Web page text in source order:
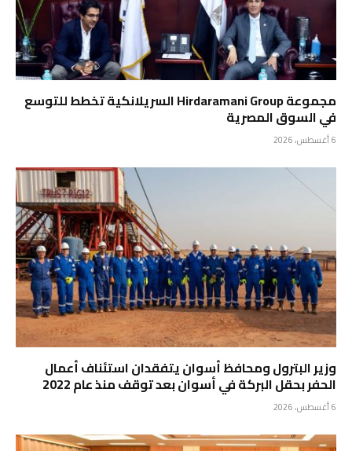
مجموعة Hirdaramani Group السريلانكية تخطط للتوسع
في السوق المصرية
6 أغسطس، 2026
وزير البترول ومحافظ أسوان يتفقدان استئناف أعمال
الحفر بحقل البركة في أسوان بعد توقف منذ عام 2022
6 أغسطس، 2026